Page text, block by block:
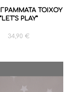
ΓΡΑΜΜΑΤΑ ΤΟΙΧΟΥ
“LET’S PLAY”
34,90 €